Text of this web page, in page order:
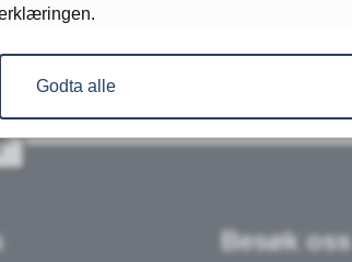
Besøk oss
Godta alle